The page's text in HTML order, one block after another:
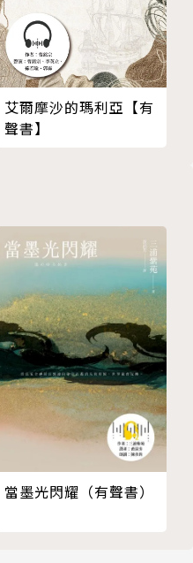
艾爾摩沙的瑪利亞【有
聲書】
當墨光閃耀（有聲書）